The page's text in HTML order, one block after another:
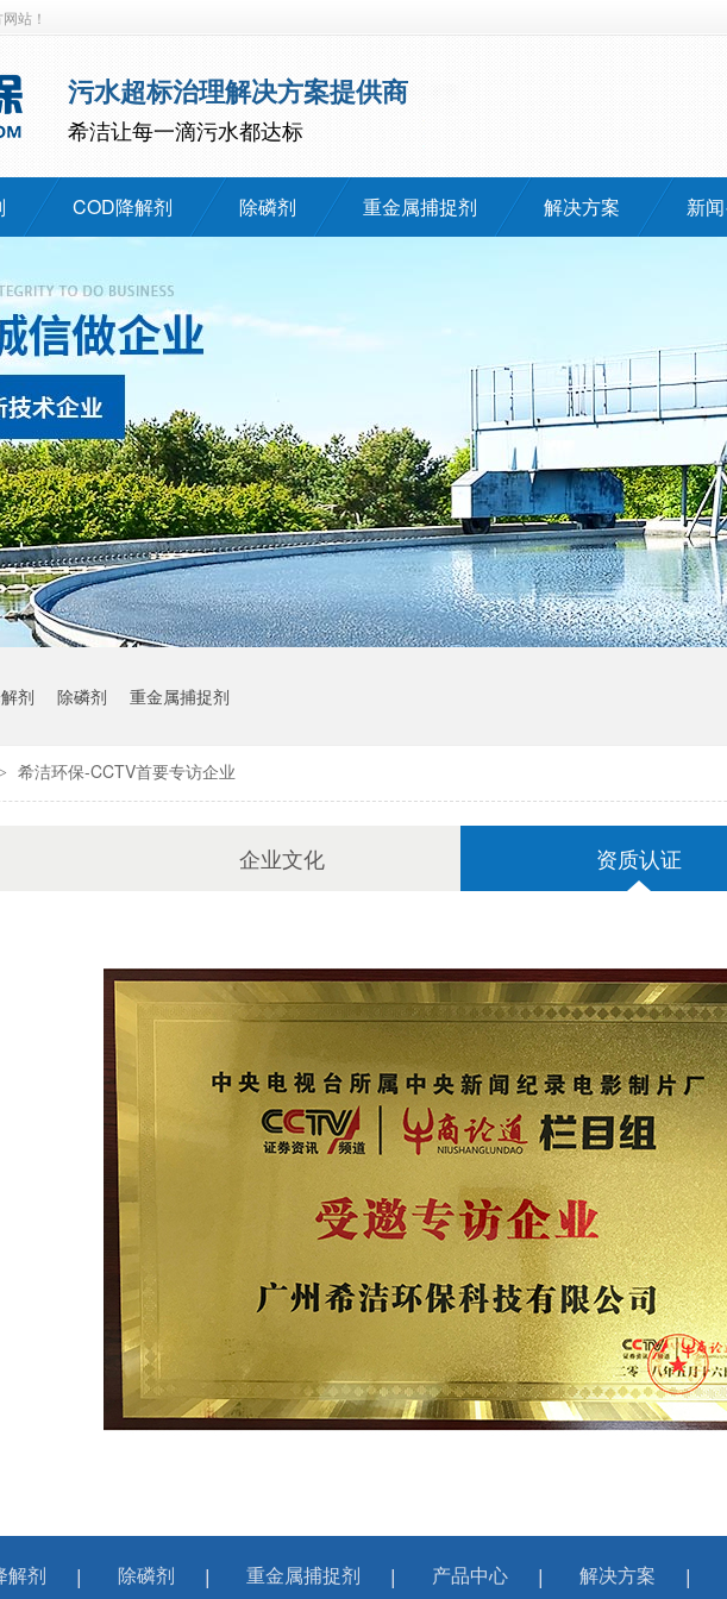
站！
污水超标治理解决方案提供商
希洁让每一滴污水都达标
COD降解剂 除磷剂 重金属捕捉剂 解决方案 新
剂 除磷剂 重金属捕捉剂
希洁环保-CCTV首要专访企业
企业文化 资质认证
解剂 除磷剂 重金属捕捉剂 产品中心 解决方案